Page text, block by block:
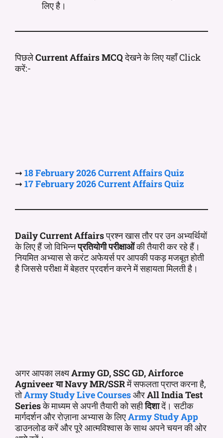
लिए है।
पिछलेCurrent Affairs MCQदेखने के लिए यहाँ Click
करें:-
➞ 18 February 2026 CurrentAffairsQuiz
➞ 17 February 2026 CurrentAffairsQuiz
Daily Current Affairsप्रश्न खास तौर पर उन अभ्यर्थियों
के लिए हैं जो विभिन्नप्रतियोगी परीक्षाओंकी तैयारी कर रहे हैं।
नियमित अभ्यास से करंट अफेयर्स पर आपकी पकड़ मजबूत होती
है जिससे परीक्षा में बेहतर प्रदर्शन करने में सहायता मिलती है।
अगर आपका लक्ष्यArmy GD, SSC GD, Airforce
Agniveer या Navy MR/SSRमें सफलता प्राप्त करना है,
तोArmy Study Live CoursesऔरAll India Test
Seriesके माध्यम से अपनी तैयारी को सहीदिशादें। सटीक
मार्गदर्शन और रोज़ाना अभ्यास के लिएArmy Study App
डाउनलोड करें और पूरे आत्मविश्वास के साथ अपने चयन की ओर